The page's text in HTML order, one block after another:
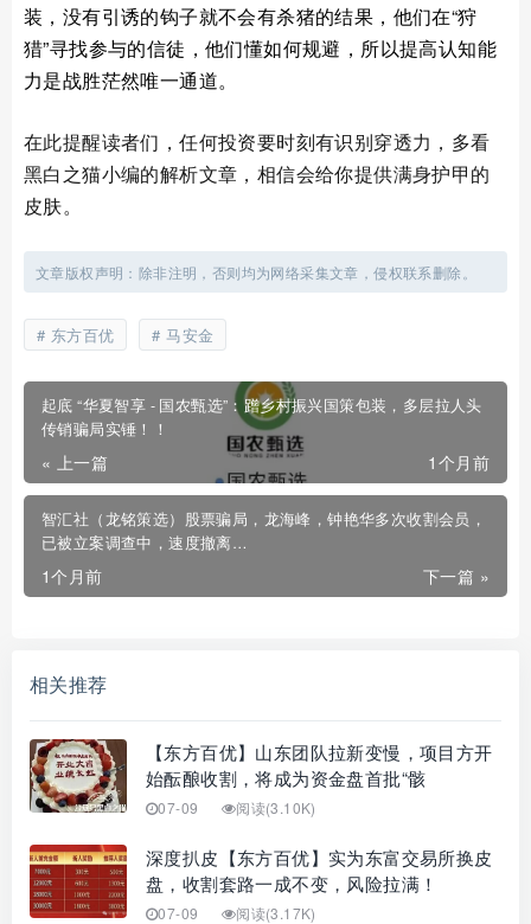
装，没有引诱的钩子就不会有杀猪的结果，他们在“狩
猎”寻找参与的信徒，他们懂如何规避，所以提高认知能
力是战胜茫然唯一通道。
在此提醒读者们，任何投资要时刻有识别穿透力，多看
黑白之猫小编的解析文章，相信会给你提供满身护甲的
皮肤。
文章版权声明：除非注明，否则均为网络采集文章，侵权联系删除。
东方百优 马安金
起底 “华夏智享 - 国农甄选”：蹭乡村振兴国策包装，多层拉人头
传销骗局实锤！！
« 上一篇 1个月前
智汇社（龙铭策选）股票骗局，龙海峰，钟艳华多次收割会员，
已被立案调查中，速度撤离…
下一篇 »
1个月前
相关推荐
【东方百优】山东团队拉新变慢，项目方开
始酝酿收割，将成为资金盘首批“骸
07-09 阅读(3.10K)
深度扒皮【东方百优】实为东富交易所换皮
盘，收割套路一成不变，风险拉满！
07-09 阅读(3.17K)